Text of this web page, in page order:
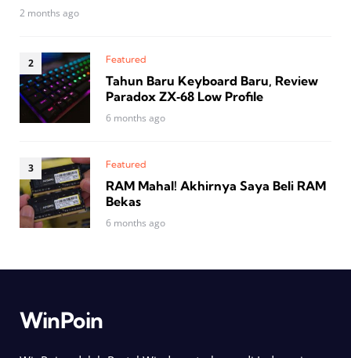
2 months ago
Featured
Tahun Baru Keyboard Baru, Review
Paradox ZX‑68 Low Profile
6 months ago
Featured
RAM Mahal! Akhirnya Saya Beli RAM
Bekas
6 months ago
WinPoin